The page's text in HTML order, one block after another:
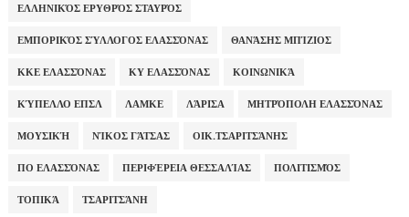
ΕΛΛΗΝΙΚΌΣ ΕΡΥΘΡΌΣ ΣΤΑΥΡΌΣ
ΕΜΠΟΡΙΚΌΣ ΣΎΛΛΟΓΟΣ ΕΛΑΣΣΌΝΑΣ ΘΑΝΆΣΗΣ ΜΠΊΖΙΟΣ
ΚΚΕ ΕΛΑΣΣΌΝΑΣ ΚΥ ΕΛΑΣΣΌΝΑΣ ΚΟΙΝΩΝΙΚΆ
ΚΎΠΕΛΛΟ ΕΠΣΛ ΛΑΜΚΕ ΛΆΡΙΣΑ ΜΗΤΡΌΠΟΛΗ ΕΛΑΣΣΌΝΑΣ
ΜΟΥΣΙΚΉ ΝΊΚΟΣ ΓΆΤΣΑΣ ΟΙΚ.ΤΣΑΡΙΤΣΆΝΗΣ
ΠΟ ΕΛΑΣΣΌΝΑΣ ΠΕΡΙΦΈΡΕΙΑ ΘΕΣΣΑΛΊΑΣ ΠΟΛΙΤΙΣΜΌΣ
ΤΟΠΙΚΆ ΤΣΑΡΙΤΣΆΝΗ